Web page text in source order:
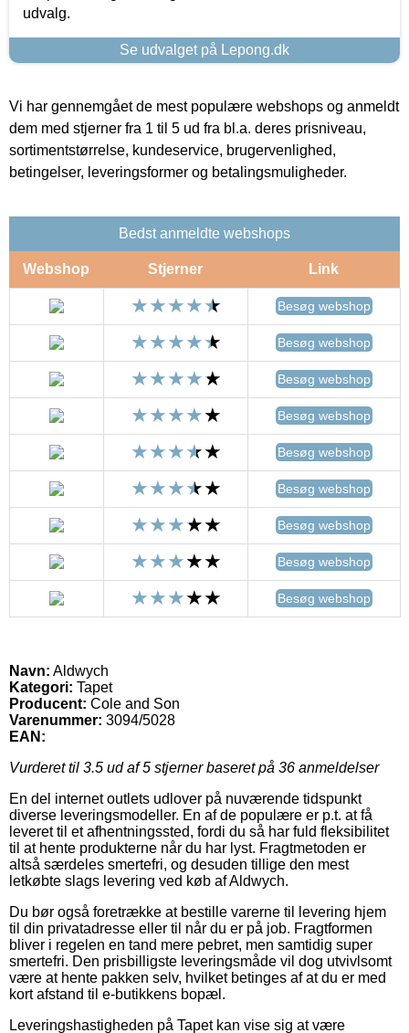
udvalg.
Se udvalget på Lepong.dk
Vi har gennemgået de mest populære webshops og anmeldt
dem med stjerner fra 1 til 5 ud fra bl.a. deres prisniveau,
sortimentstørrelse, kundeservice, brugervenlighed,
betingelser, leveringsformer og betalingsmuligheder.
Bedst anmeldte webshops
Webshop Stjerner Link
Besøg webshop
Besøg webshop
Besøg webshop
Besøg webshop
Besøg webshop
Besøg webshop
Besøg webshop
Besøg webshop
Besøg webshop
Navn: Aldwych
Kategori: Tapet
Producent: Cole and Son
Varenummer: 3094/5028
EAN:
Vurderet til 3.5 ud af 5 stjerner baseret på 36 anmeldelser
En del internet outlets udlover på nuværende tidspunkt
diverse leveringsmodeller. En af de populære er p.t. at få
leveret til et afhentningssted, fordi du så har fuld fleksibilitet
til at hente produkterne når du har lyst. Fragtmetoden er
altså særdeles smertefri, og desuden tillige den mest
letkøbte slags levering ved køb af Aldwych.
Du bør også foretrække at bestille varerne til levering hjem
til din privatadresse eller til når du er på job. Fragtformen
bliver i regelen en tand mere pebret, men samtidig super
smertefri. Den prisbilligste leveringsmåde vil dog utvivlsomt
være at hente pakken selv, hvilket betinges af at du er med
kort afstand til e-butikkens bopæl.
Leveringshastigheden på Tapet kan vise sig at være